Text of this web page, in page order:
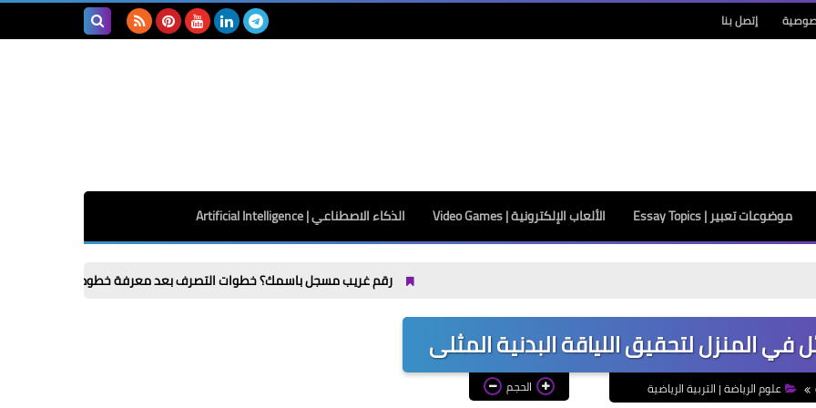
إتصل بنا
موضوعات تعبير | Essay Topics الألعاب الإلكترونية | Video Games الذكاء الاصطناعي | Artificial Intelligence
رقم غريب مسجل باسمك؟ خطوات التصرف بعد معرفة خطوطك من My NTRA
علوم الرياضة | التربية الرياضية الحجم